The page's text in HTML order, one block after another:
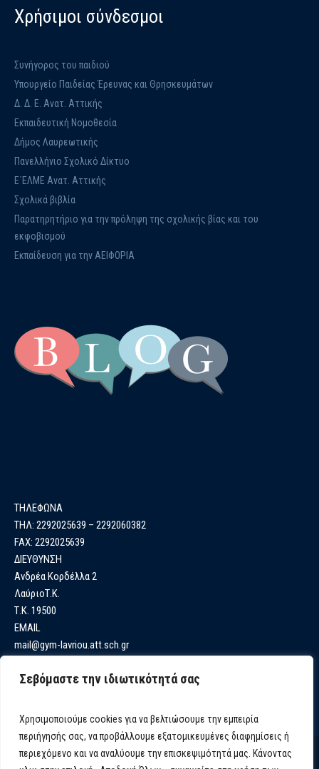
Σεβόμαστε την ιδιωτικότητά σας
Χρησιμοποιούμε cookies για να βελτιώσουμε την εμπειρία
περιήγησής σας, να προβάλλουμε εξατομικευμένες διαφημίσεις ή
περιεχόμενο και να αναλύουμε την επισκεψιμότητά μας. Κάνοντας
Χρήσιμοι σύνδεσμοι
Συνήγορος του παιδιού
Υπουργείο Παιδείας Έρευνας και Θρησκευμάτων
Δ. Δ. Ε. Ανατ. Αττικής
Εκπαιδευτική Νομοθεσία
Δήμος Λαυρεωτικής
Πανελλήνιο Σχολικό Δίκτυο
Ε΄ΕΛΜΕ Ανατ. Αττικής
Σχολικά βιβλία
Παρατηρητήριο για την πρόληψη της σχολικής βίας και του
εκφοβισμού
Εκπαίδευση για την ΑΕΙΦΟΡΙΑ
ΤΗΛΕΦΩΝΑ
ΤΗΛ: 2292025639 – 2292060382
FAX: 2292025639
ΔΙΕΥΘΥΝΣΗ
Ανδρέα Κορδέλλα 2
ΛαύριοΤ.Κ.
Τ.Κ. 19500
EMAIL
mail@gym-lavriou.att.sch.gr